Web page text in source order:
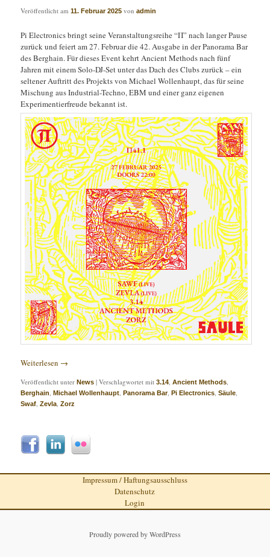
Veröffentlicht am11. Februar 2025 vonadmin
Pi Electronics bringt seine Veranstaltungsreihe “Π” nach langer Pause
zurück und feiert am 27. Februar die 42. Ausgabe in der Panorama Bar
des Berghain. Für dieses Event kehrt Ancient Methods nach fünf
Jahren mit einem Solo-DJ-Set unter das Dach des Clubs zurück – ein
seltener Auftritt des Projekts von Michael Wollenhaupt, das für seine
Mischung aus Industrial-Techno, EBM und einer ganz eigenen
Experimentierfreude bekannt ist.
Weiterlesen →
Veröffentlicht unter News |Verschlagwortet mit 3.14,Ancient Methods,
Berghain,Michael Wollenhaupt,Panorama Bar,Pi Electronics,Säule,
Swaf,Zevla,Zorz
Impressum / Haftungsausschluss
Datenschutz
Login
Proudly powered by WordPress